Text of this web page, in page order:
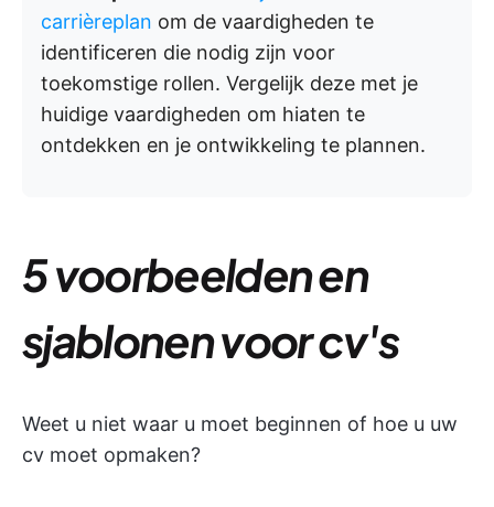
carrièreplan om de vaardigheden te
identificeren die nodig zijn voor
toekomstige rollen. Vergelijk deze met je
huidige vaardigheden om hiaten te
ontdekken en je ontwikkeling te plannen.
5 voorbeelden en
sjablonen voor cv's
Weet u niet waar u moet beginnen of hoe u uw
cv moet opmaken?